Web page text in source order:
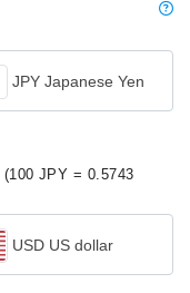
JPY Japanese Yen
(100 JPY = 0.5743
USD US dollar